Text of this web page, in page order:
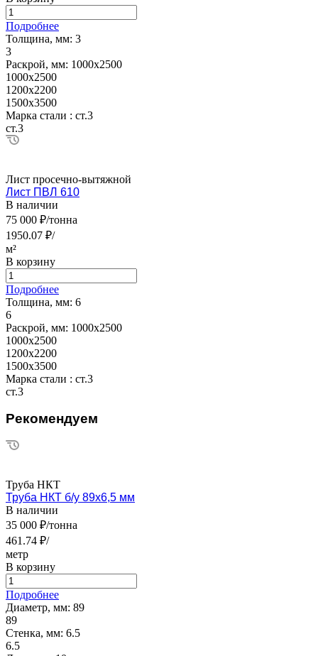
Подробнее
Толщина, мм: 3
3
Раскрой, мм: 1000х2500
1000х2500
1200х2200
1500х3500
Марка стали : ст.3
ст.3
Лист просечно-вытяжной
Лист ПВЛ 610
В наличии
75 000 ₽/тонна
1950.07 ₽/
м²
В корзину
Подробнее
Толщина, мм: 6
6
Раскрой, мм: 1000х2500
1000х2500
1200х2200
1500х3500
Марка стали : ст.3
ст.3
Рекомендуем
Труба НКТ
Труба НКТ б/у 89х6,5 мм
В наличии
35 000 ₽/тонна
461.74 ₽/
метр
В корзину
Подробнее
Диаметр, мм: 89
89
Стенка, мм: 6.5
6.5